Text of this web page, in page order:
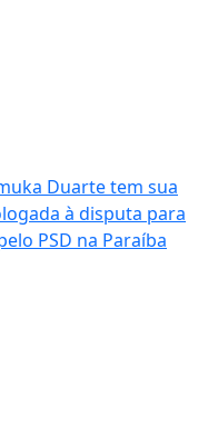
Duarte tem sua
à disputa para
PSD na Paraíba